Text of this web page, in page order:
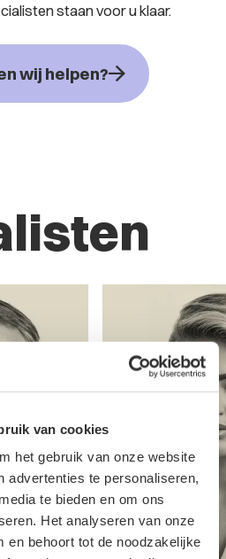
van cookies
het gebruik van onze website
advertenties te personaliseren,
te bieden en om ons
Het analyseren van onze
en behoort tot de noodzakelijke
staan voor u klaar.
wij helpen?